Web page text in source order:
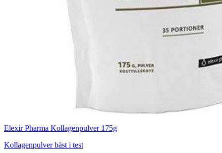
Elexir Pharma Kollagenpulver 175g
Kollagenpulver bäst i test